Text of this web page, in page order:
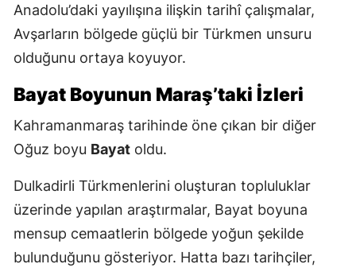
Anadolu’daki yayılışına ilişkin tarihî çalışmalar,
Avşarların bölgede güçlü bir Türkmen unsuru
olduğunu ortaya koyuyor.
Bayat Boyunun Maraş’taki İzleri
Kahramanmaraş tarihinde öne çıkan bir diğer
Oğuz boyu Bayat oldu.
Dulkadirli Türkmenlerini oluşturan topluluklar
üzerinde yapılan araştırmalar, Bayat boyuna
mensup cemaatlerin bölgede yoğun şekilde
bulunduğunu gösteriyor. Hatta bazı tarihçiler,